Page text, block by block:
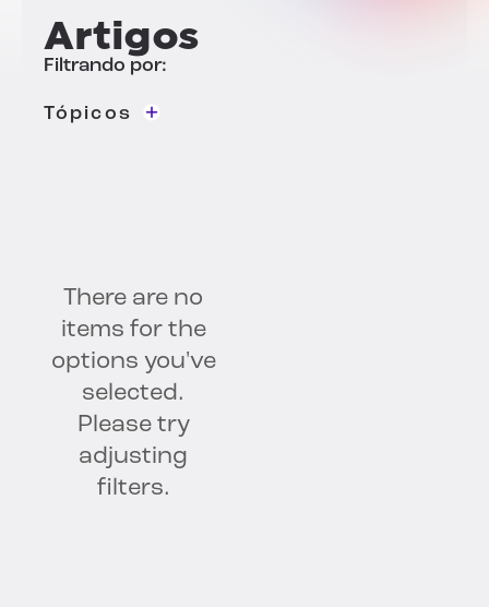
Artigos
Filtrando por:
Tópicos
Privacidade e Conformidade
Segurança
There are no
items for the
options you've
selected.
Please try
adjusting
filters.